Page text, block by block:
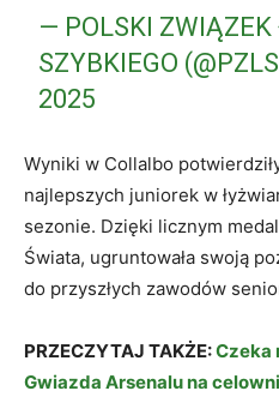
— POLSKI
SZYBKIEGO
2025
Wyniki w Collalbo
najlepszych juniorek w
sezonie. Dzięki licznym
Świata, ugruntowała swoją
do przyszłych zawodów
PRZECZYTAJ TAKŻE:Czeka
Gwiazda Arsenalu na